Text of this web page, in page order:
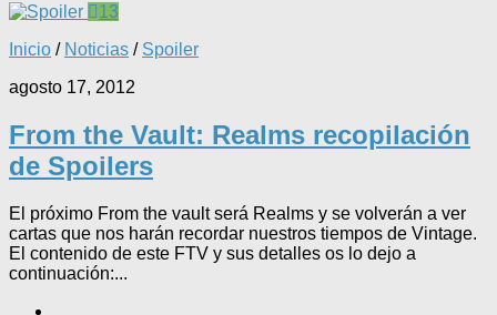
13
Inicio / Noticias / Spoiler
agosto 17, 2012
From the Vault: Realms recopilación
de Spoilers
El próximo From the vault será Realms y se volverán a ver
cartas que nos harán recordar nuestros tiempos de Vintage.
El contenido de este FTV y sus detalles os lo dejo a
continuación:...